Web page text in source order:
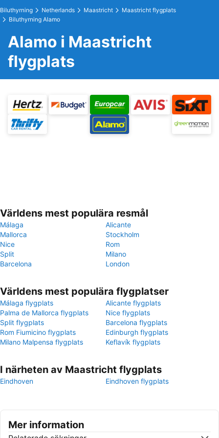
Biluthyrning Netherlands Maastricht
Maastricht flygplats
Biluthyrning Alamo
Alamo i Maastricht
flygplats
Världens mest populära resmål
Málaga
Alicante
Mallorca
Stockholm
Nice
Rom
Split
Milano
Barcelona
London
Världens mest populära flygplatser
Málaga flygplats
Alicante flygplats
Palma de Mallorca flygplats
Nice flygplats
Split flygplats
Barcelona flygplats
Rom Fiumicino flygplats
Edinburgh flygplats
Milano Malpensa flygplats
Keflavík flygplats
I närheten av Maastricht flygplats
Eindhoven Eindhoven flygplats
Mer information